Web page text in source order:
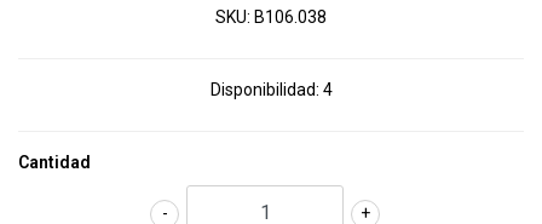
SKU: B106.038
Disponibilidad: 4
Cantidad
+
-